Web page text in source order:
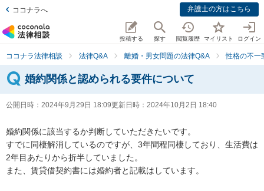
ココナラへ 弁護士の方はこちら
投稿する 探す 閲覧履歴 マイリスト ログイン
ココナラ法律相談 法律Q&A 離婚・男女問題の法律Q&A 性格の不一
婚約関係と認められる要件について
公開日時： 2024年9月29日 18:09更新日時： 2024年10月2日 18:40
婚約関係に該当するか判断していただきたいです。
すでに同棲解消しているのですが、3年間程同棲しており、生活費は
2年目あたりから折半していました。
また、賃貸借契約書には婚約者と記載はしています。